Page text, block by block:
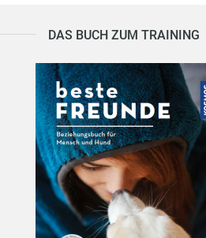
DAS BUCH ZUM TRAINING